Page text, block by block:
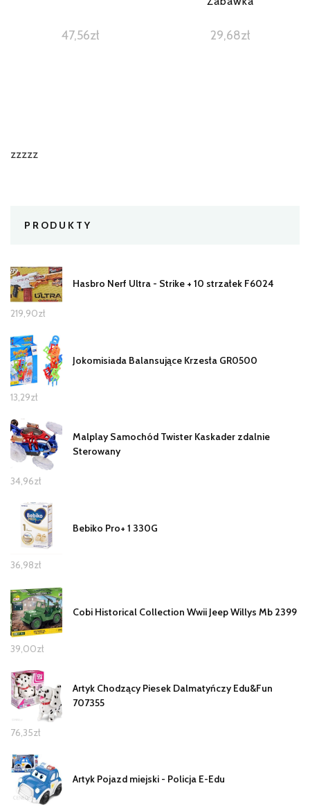
47,56zł 29,68zł
zzzzz
PRODUKTY
Hasbro Nerf Ultra - Strike + 10 strzałek F6024
219,90zł
Jokomisiada Balansujące Krzesła GR0500
13,29zł
Malplay Samochód Twister Kaskader zdalnie
Sterowany
34,96zł
Bebiko Pro+ 1 330G
36,98zł
Cobi Historical Collection Wwii Jeep Willys Mb 2399
39,00zł
Artyk Chodzący Piesek Dalmatyńczy Edu&Fun
707355
76,35zł
Artyk Pojazd miejski - Policja E-Edu